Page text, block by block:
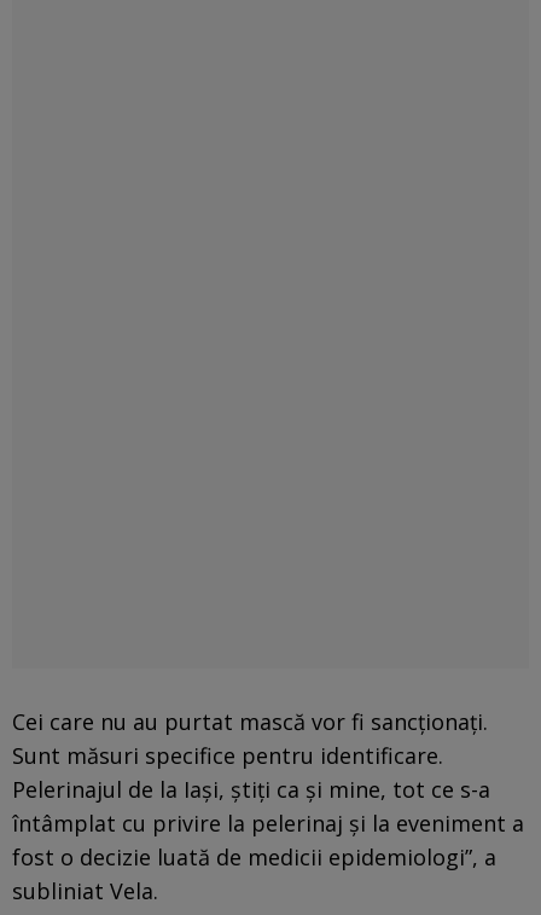
Cei care nu au purtat mască vor fi sancţionaţi.
Sunt măsuri specifice pentru identificare.
Pelerinajul de la Iaşi, ştiţi ca şi mine, tot ce s-a
întâmplat cu privire la pelerinaj şi la eveniment a
fost o decizie luată de medicii epidemiologi”, a
subliniat Vela.